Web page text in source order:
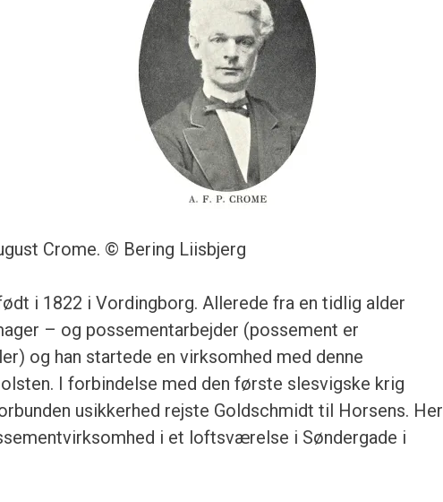
Crome. © Bering Liisbjerg
i 1822 i Vordingborg. Allerede fra en tidlig alder
– og possementarbejder (possement er
og han startede en virksomhed med denne
I forbindelse med den første slesvigske krig
usikkerhed rejste Goldschmidt til Horsens. Her
i et loftsværelse i Søndergade i